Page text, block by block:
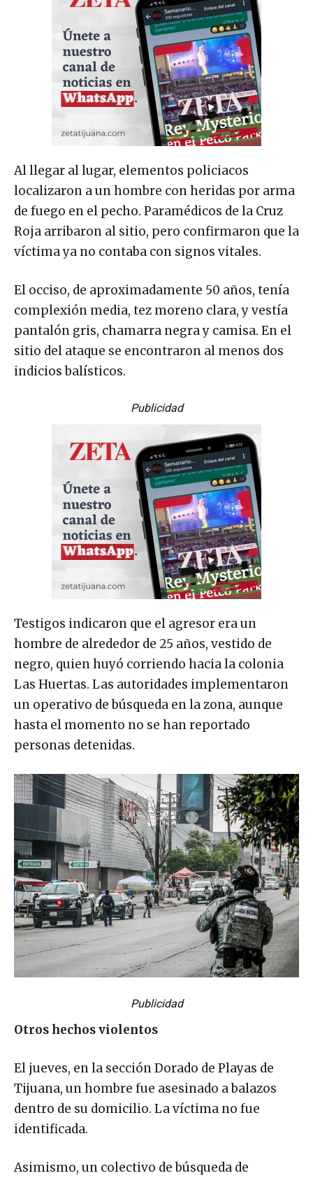
Al llegar al lugar, elementos policiacos
localizaron a un hombre con heridas por arma
de fuego en el pecho. Paramédicos de la Cruz
Roja arribaron al sitio, pero confirmaron que la
víctima ya no contaba con signos vitales.
El occiso, de aproximadamente 50 años, tenía
complexión media, tez moreno clara, y vestía
pantalón gris, chamarra negra y camisa. En el
sitio del ataque se encontraron al menos dos
indicios balísticos.
Publicidad
Testigos indicaron que el agresor era un
hombre de alrededor de 25 años, vestido de
negro, quien huyó corriendo hacia la colonia
Las Huertas. Las autoridades implementaron
un operativo de búsqueda en la zona, aunque
hasta el momento no se han reportado
personas detenidas.
Publicidad
Otros hechos violentos
El jueves, en la sección Dorado de Playas de
Tijuana, un hombre fue asesinado a balazos
dentro de su domicilio. La víctima no fue
identificada.
Asimismo, un colectivo de búsqueda de